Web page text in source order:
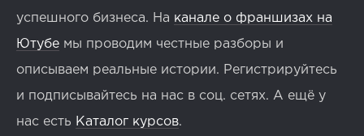
успешного бизнеса. На канале о франшизах на
Ютубе мы проводим честные разборы и
описываем реальные истории. Регистрируйтесь
и подписывайтесь на нас в соц. сетях. А ещё у
нас есть Каталог курсов.